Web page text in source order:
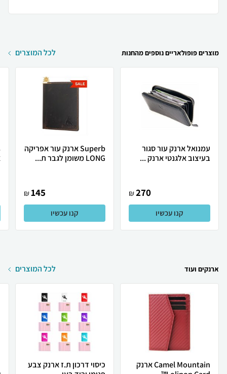
מוצרים פופולאריים נוספים מהחנות לכל המוצרים
עמנואל ארנק עור סגור
בעיצוב אלגנטי ארנק ...
270
₪
קנו עכשיו
Superb ארנק עור אפריקה
LONG משומן לגבר ת...
145
₪
קנו עכשיו
ארנקים ועוד לכל המוצרים
Camel Mountain ארנק
כיסוי דרכון ת.ז ארנק צבע